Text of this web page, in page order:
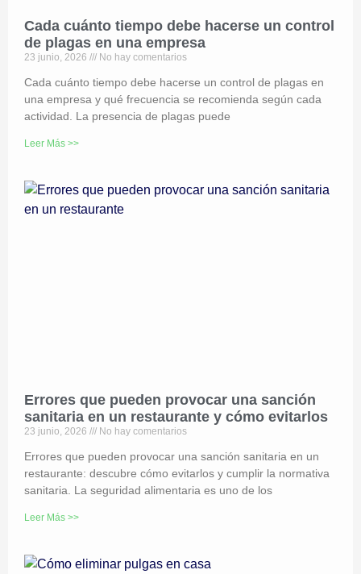
Cada cuánto tiempo debe hacerse un control
de plagas en una empresa
23 junio, 2026 No hay comentarios
Cada cuánto tiempo debe hacerse un control de plagas en
una empresa y qué frecuencia se recomienda según cada
actividad. La presencia de plagas puede
Leer Más >>
Errores que pueden provocar una sanción
sanitaria en un restaurante y cómo evitarlos
23 junio, 2026 No hay comentarios
Errores que pueden provocar una sanción sanitaria en un
restaurante: descubre cómo evitarlos y cumplir la normativa
sanitaria. La seguridad alimentaria es uno de los
Leer Más >>